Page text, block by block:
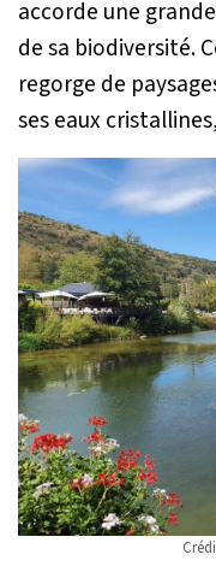
accorde une
de sa biodiversité.
regorge de
ses eaux